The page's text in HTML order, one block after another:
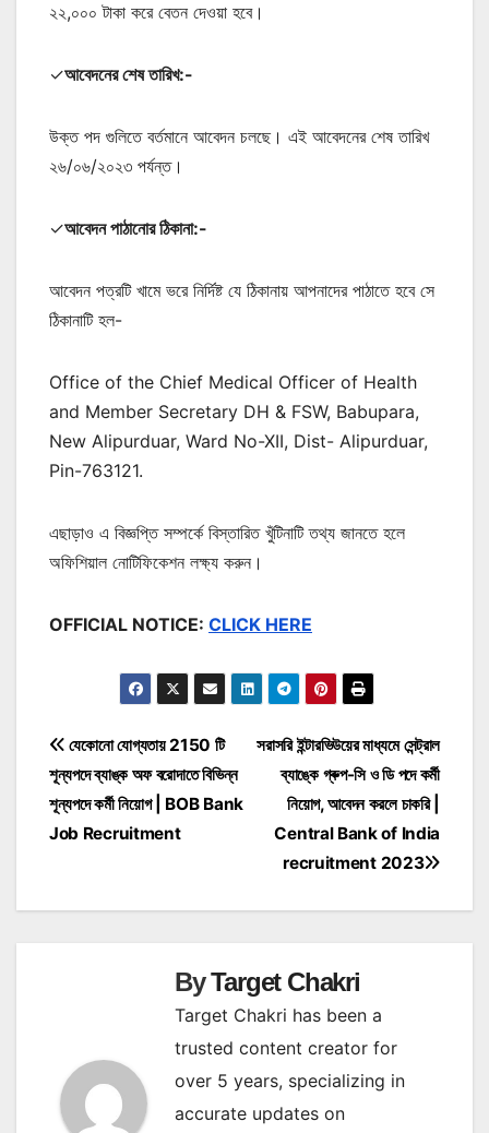
২২,০০০ টাকা করে বেতন দেওয়া হবে।
✓আবেদনের শেষ তারিখ:-
উক্ত পদ গুলিতে বর্তমানে আবেদন চলছে। এই আবেদনের শেষ তারিখ
২৬/০৬/২০২৩ পর্যন্ত।
✓আবেদন পাঠানোর ঠিকানা:-
আবেদন পত্রটি খামে ভরে নির্দিষ্ট যে ঠিকানায় আপনাদের পাঠাতে হবে সে
ঠিকানাটি হল-
Office of the Chief Medical Officer of Health
and Member Secretary DH & FSW, Babupara,
New Alipurduar, Ward No-XII, Dist- Alipurduar,
Pin-763121.
এছাড়াও এ বিজ্ঞপ্তি সম্পর্কে বিস্তারিত খুঁটিনাটি তথ্য জানতে হলে
অফিশিয়াল নোটিফিকেশন লক্ষ্য করুন।
OFFICIAL NOTICE: CLICK HERE
Post
navigation
সরাসরি ইন্টারভিউয়ের মাধ্যমে সেন্ট্রাল
ব্যাঙ্কে গ্ৰুপ-সি ও ডি পদে কর্মী
নিয়োগ, আবেদন করলে চাকরি |
Central Bank of India
recruitment 2023
যেকোনো যোগ্যতায় 2150 টি
শূন্যপদে ব্যাঙ্ক অফ বরোদাতে বিভিন্ন
শূন্যপদে কর্মী নিয়োগ | BOB Bank
Job Recruitment
ByTarget Chakri
Target Chakri has been a
trusted content creator for
over 5 years, specializing in
accurate updates on